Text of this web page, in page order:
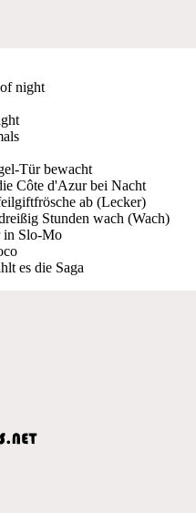
night
Tür bewacht
Côte d'Azur bei Nacht
ab (Lecker)
Stunden wach (Wach)
in Slo-Mo
es die Saga